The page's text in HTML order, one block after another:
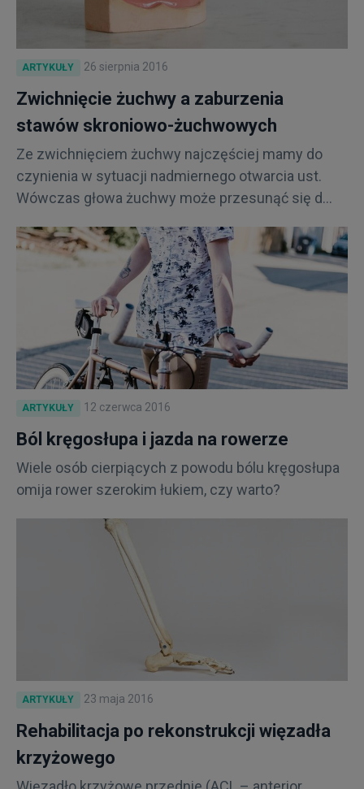
ARTYKUŁY 26 sierpnia 2016
Zwichnięcie żuchwy a zaburzenia
stawów skroniowo-żuchwowych
Ze zwichnięciem żuchwy najczęściej mamy do
czynienia w sytuacji nadmiernego otwarcia ust.
Wówczas głowa żuchwy może przesunąć się d...
ARTYKUŁY 12 czerwca 2016
Ból kręgosłupa i jazda na rowerze
Wiele osób cierpiących z powodu bólu kręgosłupa
omija rower szerokim łukiem, czy warto?
ARTYKUŁY 23 maja 2016
Rehabilitacja po rekonstrukcji więzadła
krzyżowego